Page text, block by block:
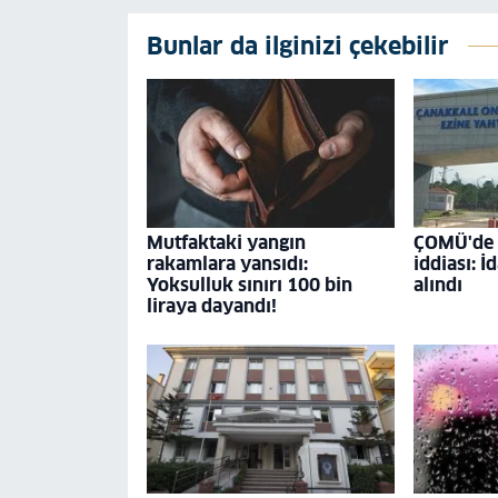
Bunlar da ilginizi çekebilir
Mutfaktaki yangın
rakamlara yansıdı:
Yoksulluk sınırı 100 bin
liraya dayandı!
iddiası:
alındı